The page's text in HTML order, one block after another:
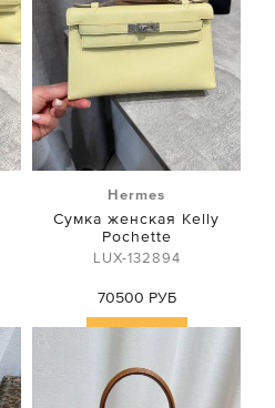
Hermes
Сумка женская Kelly
Pochette
LUX-132894
70500 РУБ
Купить